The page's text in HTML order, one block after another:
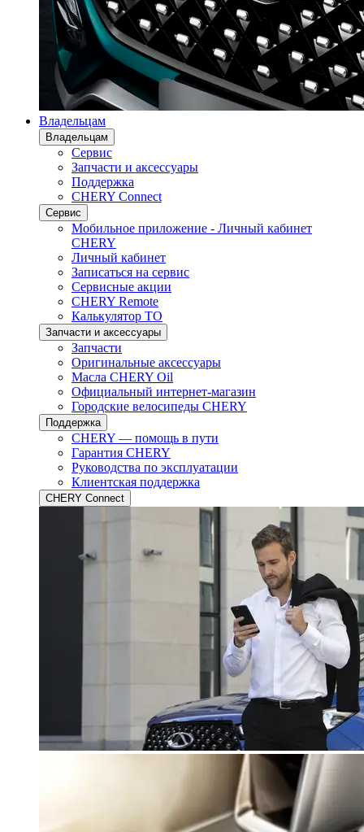
Владельцам
Владельцам
Сервис
Запчасти и аксессуары
Поддержка
CHERY Connect
Сервис
Мобильное приложение - Личный кабинет
CHERY
Личный кабинет
Записаться на сервис
Сервисные акции
CHERY Remote
Калькулятор ТО
Запчасти и аксессуары
Запчасти
Оригинальные аксессуары
Масла CHERY Oil
Официальный интернет-магазин
Городские велосипеды CHERY
Поддержка
CHERY — помощь в пути
Гарантия CHERY
Руководства по эксплуатации
Клиентская поддержка
CHERY Connect